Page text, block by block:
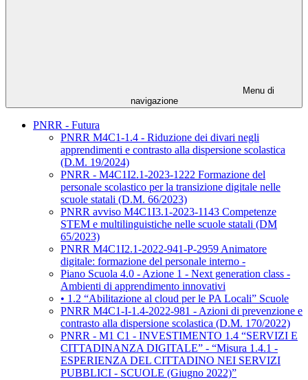
Menu di
navigazione
PNRR - Futura
PNRR M4C1-1.4 - Riduzione dei divari negli
apprendimenti e contrasto alla dispersione scolastica
(D.M. 19/2024)
PNRR - M4C1I2.1-2023-1222 Formazione del
personale scolastico per la transizione digitale nelle
scuole statali (D.M. 66/2023)
PNRR avviso M4C1I3.1-2023-1143 Competenze
STEM e multilinguistiche nelle scuole statali (DM
65/2023)
PNRR M4C1I2.1-2022-941-P-2959 Animatore
digitale: formazione del personale interno -
Piano Scuola 4.0 - Azione 1 - Next generation class -
Ambienti di apprendimento innovativi
• 1.2 “Abilitazione al cloud per le PA Locali” Scuole
PNRR M4C1-I-1.4-2022-981 - Azioni di prevenzione e
contrasto alla dispersione scolastica (D.M. 170/2022)
PNRR - M1 C1 - INVESTIMENTO 1.4 “SERVIZI E
CITTADINANZA DIGITALE” - “Misura 1.4.1 -
ESPERIENZA DEL CITTADINO NEI SERVIZI
PUBBLICI - SCUOLE (Giugno 2022)”